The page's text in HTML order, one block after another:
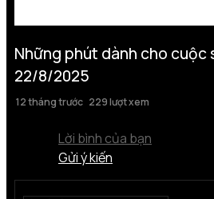
Những phút dành cho cuộc
22/8/2025
12 tháng trước 229 lượt xem
Lời bình của bạn
Gửi ý kiến